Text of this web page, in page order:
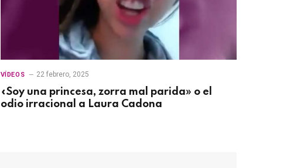
VÍDEOS 22 febrero, 2025
«Soy una princesa, zorra mal parida» o el
odio irracional a Laura Cadona